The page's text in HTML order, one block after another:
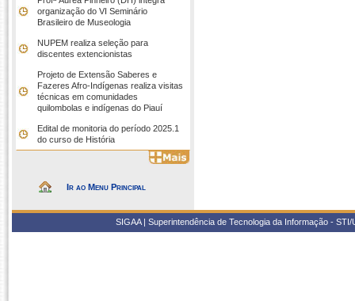
organização do VI Seminário
Brasileiro de Museologia
NUPEM realiza seleção para
discentes extencionistas
Projeto de Extensão Saberes e
Fazeres Afro-Indígenas realiza visitas
técnicas em comunidades
quilombolas e indígenas do Piauí
Edital de monitoria do período 2025.1
do curso de História
Ir ao Menu Principal
SIGAA | Superintendência de Tecnologia da Informação -